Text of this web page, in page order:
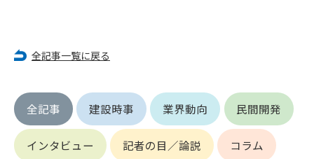
全記事一覧に戻る
全記事 建設時事 業界動向 民間開発
インタビュー 記者の目／論説 コラム
る行為
(3) 第三者または管理者を誹謗中傷する行為
(4) 有害なコンピュータプログラム等を送信又は書き込む行為
(5) 第三者に不利益を与える行為
(6) 管理者が承認していない営利を目的とした行為